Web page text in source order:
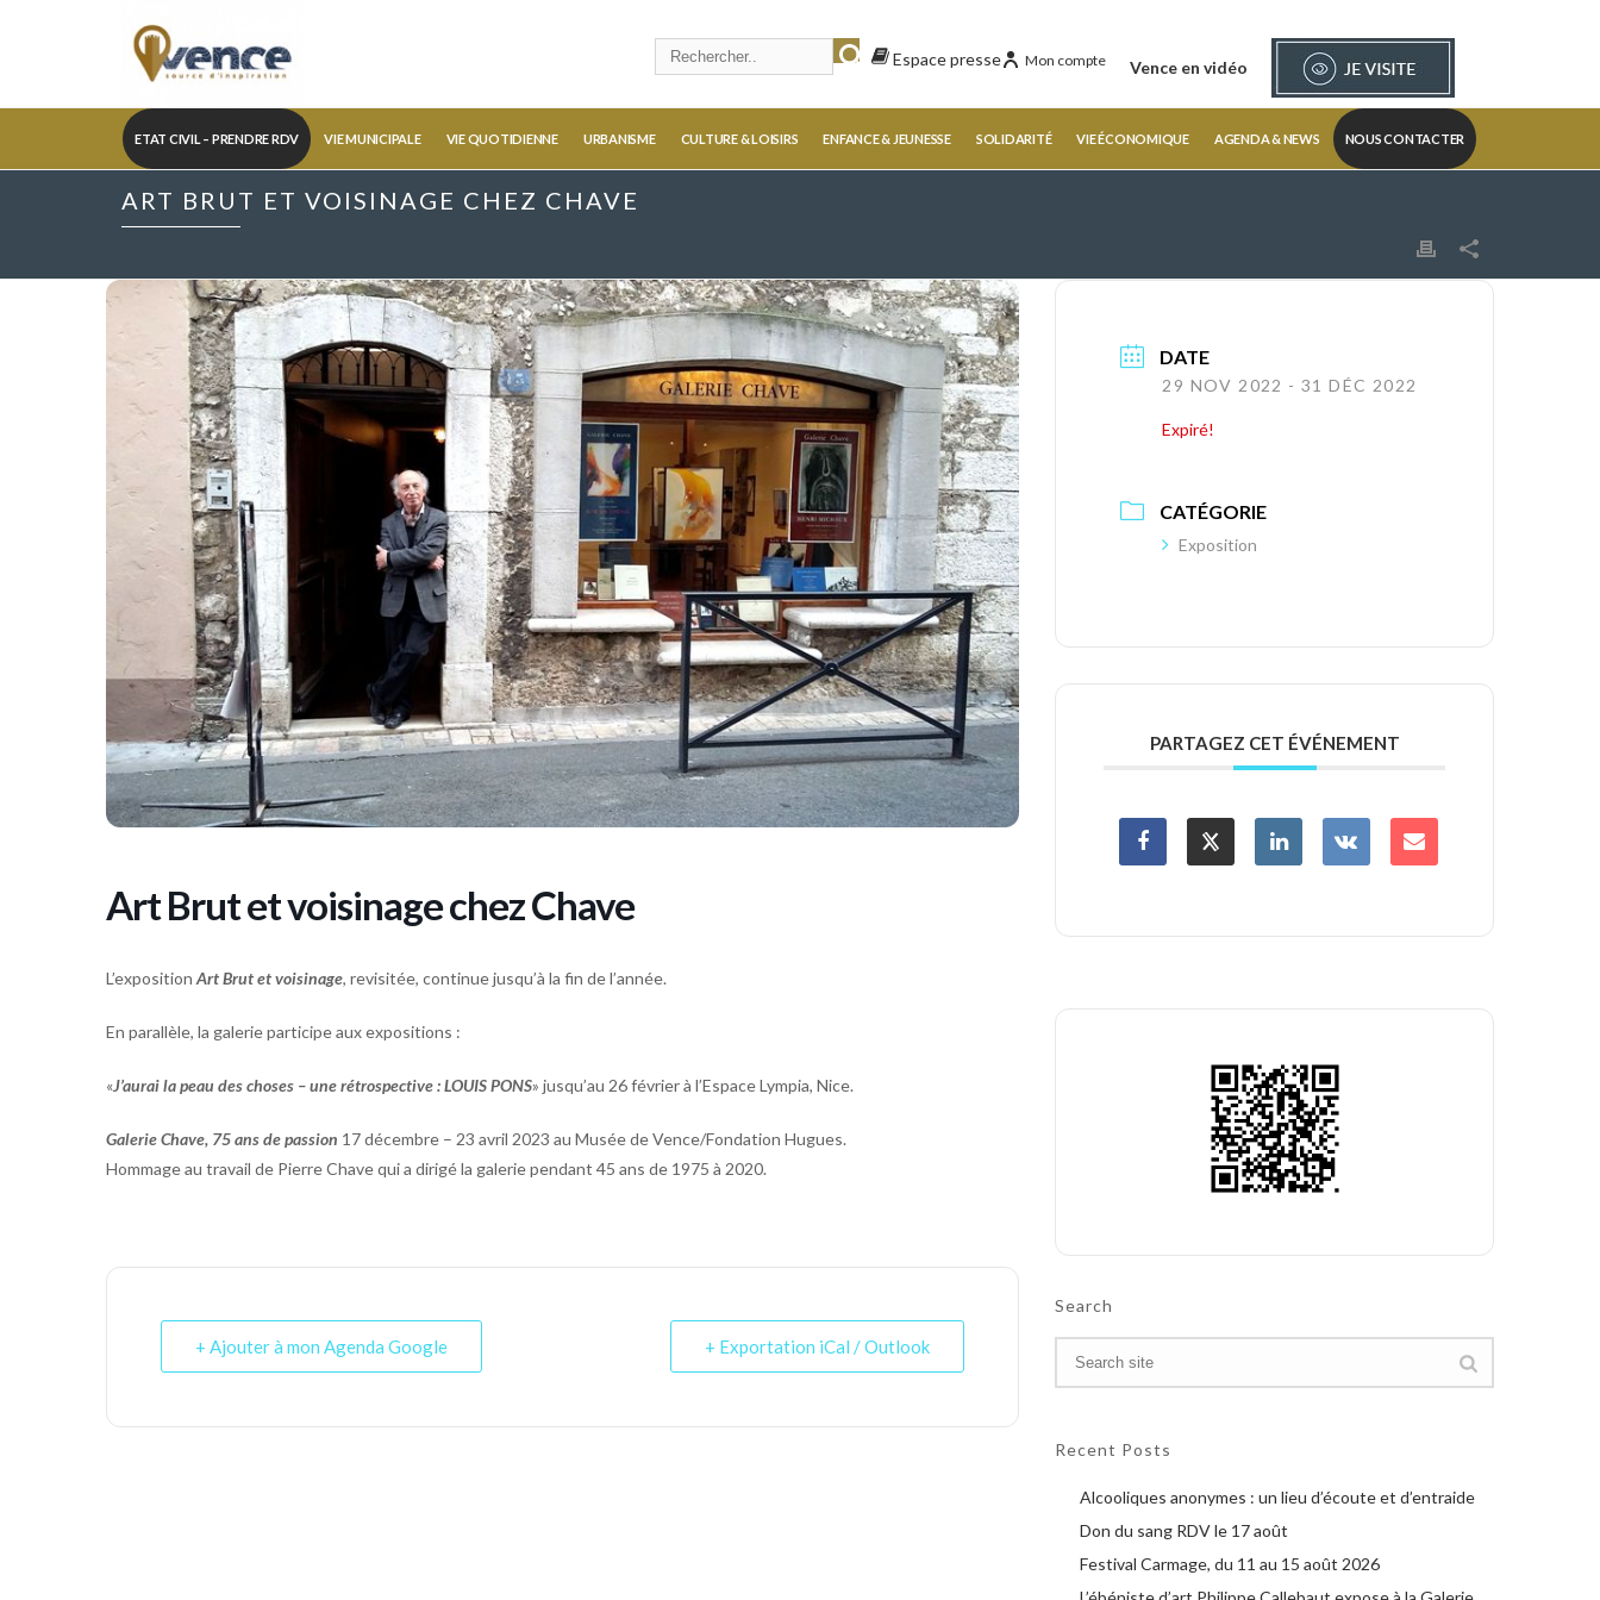
Vence en vidéo
Mon compte
Espace presse
ETAT CIVIL – PRENDRE RDV VIE MUNICIPALE VIE QUOTIDIENNE URBANISME CULTURE & LOISIRS ENFANCE & JEUNESSE SOLIDARITÉ VIE ÉCONOMIQUE AGENDA & NEWS NOUS CONTACTER
ART BRUT ET VOISINAGE CHEZ CHAVE
Art Brut et voisinage chez Chave
L’exposition Art Brut et voisinage, revisitée, continue jusqu’à la fin de l’année.
En parallèle, la galerie participe aux expositions :
«J’aurai la peau des choses – une rétrospective : LOUIS PONS» jusqu’au 26 février à l’Espace Lympia, Nice.
Galerie Chave, 75 ans de passion 17 décembre – 23 avril 2023 au Musée de Vence/Fondation Hugues.
Hommage au travail de Pierre Chave qui a dirigé la galerie pendant 45 ans de 1975 à 2020.
+ Ajouter à mon Agenda Google + Exportation iCal / Outlook
DATE
29 NOV 2022 - 31 DÉC 2022
Expiré!
CATÉGORIE
Exposition
PARTAGEZ CET ÉVÉNEMENT
Search
Recent Posts
Alcooliques anonymes : un lieu d’écoute et d’entraide
Don du sang RDV le 17 août
Festival Carmage, du 11 au 15 août 2026